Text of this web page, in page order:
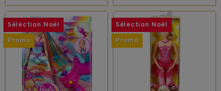
Sélection Noël
Promo
Sélection Noël
Promo